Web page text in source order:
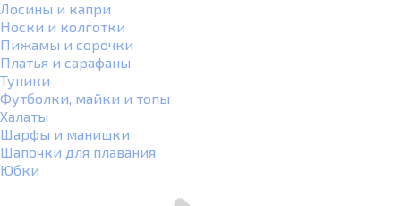
Лосины и капри
Носки и колготки
Пижамы и сорочки
Платья и сарафаны
Туники
Футболки, майки и топы
Халаты
Шарфы и манишки
Шапочки для плавания
Юбки